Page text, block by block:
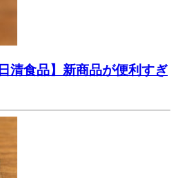
清食品】新商品が便利すぎ